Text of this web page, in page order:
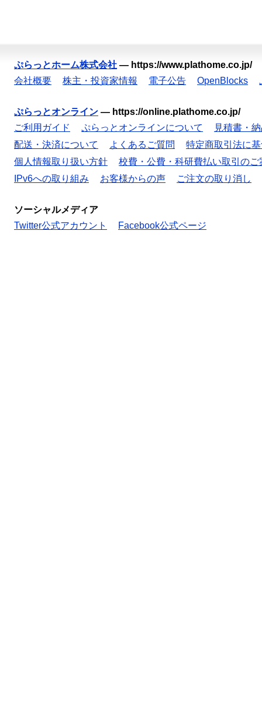
ぷらっとホーム株式会社 — https://www.plathome.co.jp/
会社概要
株主・投資家情報 電子公告 OpenBlocks
ぷらっとオンライン — https://online.plathome.co.jp/
ご利用ガイド
ぷらっとオンラインについて
見積書・
配送・決済について
よくあるご質問
特定商取引法に
個人情報取り扱い方針
校費・公費・科研費払い取引のご
IPv6への取り組み
お客様からの声 ご注文の取り消し
ソーシャルメディア
Twitter公式アカウント
Facebook公式ページ